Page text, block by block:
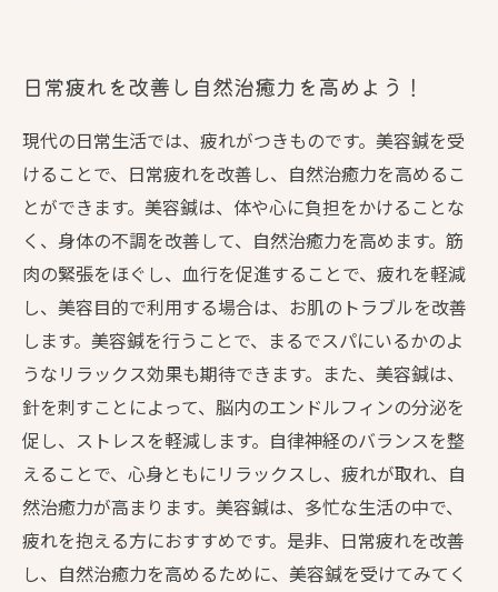
日常疲れを改善し自然治癒力を高めよう！
現代の日常生活では、疲れがつきものです。美容鍼を受
けることで、日常疲れを改善し、自然治癒力を高めるこ
とができます。美容鍼は、体や心に負担をかけることな
く、身体の不調を改善して、自然治癒力を高めます。筋
肉の緊張をほぐし、血行を促進することで、疲れを軽減
し、美容目的で利用する場合は、お肌のトラブルを改善
します。美容鍼を行うことで、まるでスパにいるかのよ
うなリラックス効果も期待できます。また、美容鍼は、
針を刺すことによって、脳内のエンドルフィンの分泌を
促し、ストレスを軽減します。自律神経のバランスを整
えることで、心身ともにリラックスし、疲れが取れ、自
然治癒力が高まります。美容鍼は、多忙な生活の中で、
疲れを抱える方におすすめです。是非、日常疲れを改善
し、自然治癒力を高めるために、美容鍼を受けてみてく